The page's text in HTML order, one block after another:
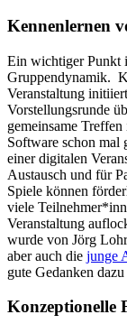
Kennenlernen
Ein wichtiger Punkt
Gruppendynamik.
Veranstaltung
Vorstellungsrunde
gemeinsame
Software schon mal
einer digitalen
Austausch und für
Spiele können
viele
Veranstaltung
wurde von Jörg
aber auch die junge
gute Gedanken
Konzeptionelle